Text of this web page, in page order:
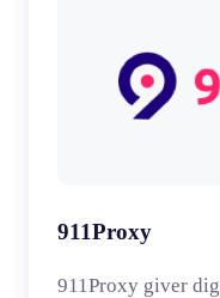
911Proxy
911Proxy giver